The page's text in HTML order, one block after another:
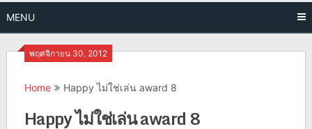
MENU
พฤศจิกายน 30, 2012
Home Happy ไม่ใช่เล่น award 8
Happy ไม่ใช่เล่น award 8